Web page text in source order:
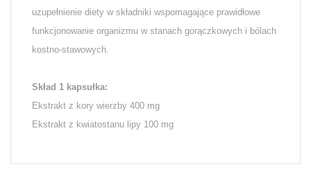
uzupełnienie diety w składniki wspomagające prawidłowe
funkcjonowanie organizmu w stanach gorączkowych i bólach
kostno-stawowych.
Skład 1 kapsułka:
Ekstrakt z kory wierzby 400 mg
Ekstrakt z kwiatostanu lipy 100 mg